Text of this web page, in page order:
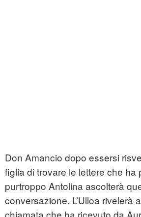
Don Amancio dopo essersi
figlia di trovare le lettere che ha
purtroppo Antolina ascolterà
conversazione. L’Ulloa rivelerà